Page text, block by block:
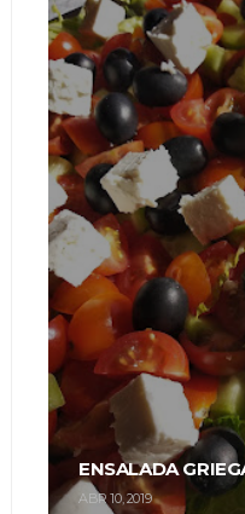
ENSALADA
ABR 10, 2019